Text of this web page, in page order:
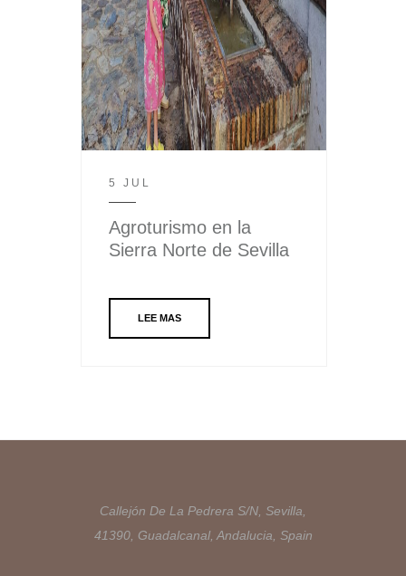
5 JUL
Agroturismo en la
Sierra Norte de Sevilla
LEE MAS
Callejón De La Pedrera S/N, Sevilla,
41390, Guadalcanal, Andalucia, Spain